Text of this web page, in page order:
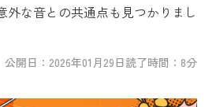
外な音との共通点も見つかりまし
公開日：2026年01月29日読了時間： 8分